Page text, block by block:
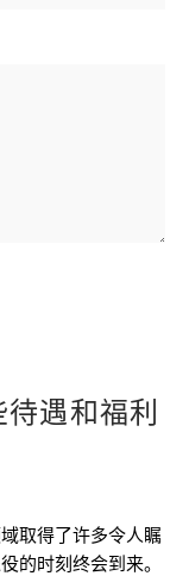
遇和福利
取得了许多令人瞩
的时刻终会到来。